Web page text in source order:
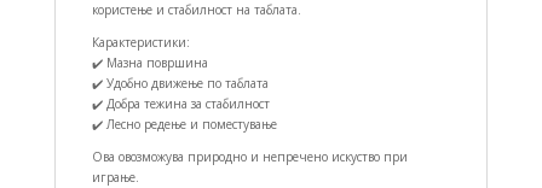
користење и стабилност на таблата.
Карактеристики:
✔️ Мазна површина
✔️ Удобно движење по таблата
✔️ Добра тежина за стабилност
✔️ Лесно редење и поместување
Ова овозможува природно и непречено искуство при
играње.